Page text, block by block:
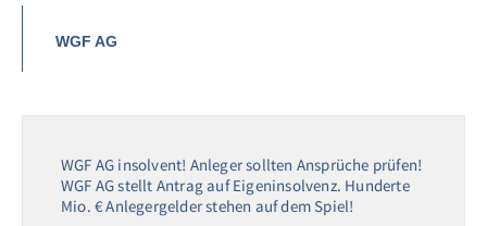
WGF AG
WGF AG insolvent! Anleger sollten Ansprüche prüfen!
WGF AG stellt Antrag auf Eigeninsolvenz. Hunderte
Mio. € Anlegergelder stehen auf dem Spiel!